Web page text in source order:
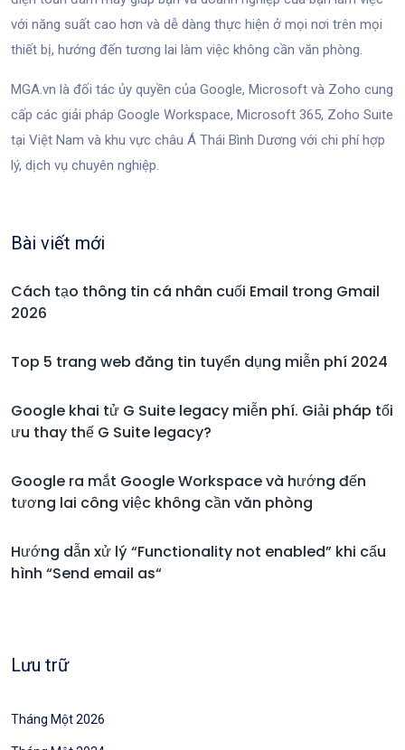
với năng suất cao hơn và dễ dàng thực hiện ở mọi nơi trên mọi
thiết bị, hướng đến tương lai làm việc không cần văn phòng.
MGA.vn là đối tác ủy quyền của Google, Microsoft và Zoho cung
cấp các giải pháp Google Workspace, Microsoft 365, Zoho Suite
tại Việt Nam và khu vực châu Á Thái Bình Dương với chi phí hợp
lý, dịch vụ chuyên nghiệp.
Bài viết mới
Cách tạo thông tin cá nhân cuối Email trong Gmail
2026
Top 5 trang web đăng tin tuyển dụng miễn phí 2024
Google khai tử G Suite legacy miễn phí. Giải pháp tối
ưu thay thế G Suite legacy?
Google ra mắt Google Workspace và hướng đến
tương lai công việc không cần văn phòng
Hướng dẫn xử lý “Functionality not enabled” khi cấu
hình “Send email as“
Lưu trữ
Tháng Một 2026